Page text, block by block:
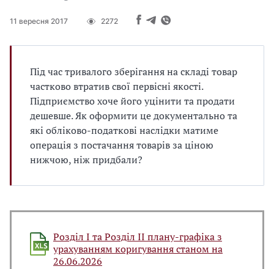
11 вересня 2017 2272
Під час тривалого зберігання на складі товар
частково втратив свої первісні якості.
Підприємство хоче його уцінити та продати
дешевше. Як оформити це документально та
які обліково-податкові наслідки матиме
операція з постачання товарів за ціною
нижчою, ніж придбали?
Розділ І та Розділ ІІ плану-графіка з
урахуванням коригування станом на
26.06.2026